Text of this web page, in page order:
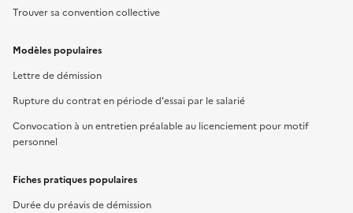
Trouver sa convention collective
Modèles populaires
Lettre de démission
Rupture du contrat en période d'essai par le salarié
Convocation à un entretien préalable au licenciement pour motif
personnel
Fiches pratiques populaires
Durée du préavis de démission